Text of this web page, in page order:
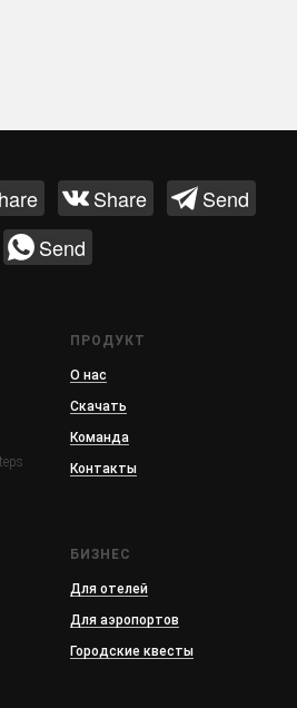
Share
Send
Send
ПРОДУКТ
О нас
Скачать
Команда
Контакты
БИЗНЕС
Для отелей
Для аэропортов
Городские квесты